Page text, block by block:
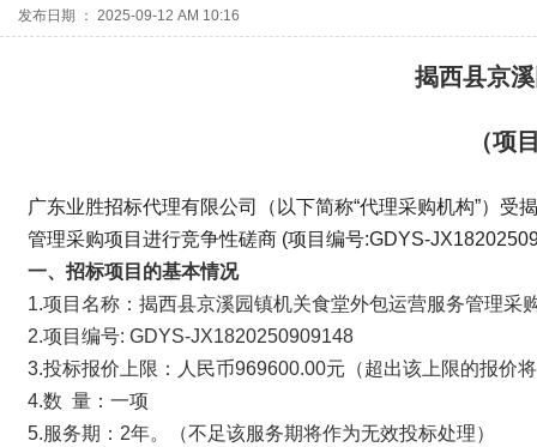
发布日期 ： 2025-09-12 AM 10:16
揭西县京
（项
广东业胜招标代理有限公司（以下简称“代理采购机构”）
管理采购项目进行竞争性磋商 (项目编号:GDYS-
一、招标项目的基本情况
1.项目名称：揭西县京溪园镇机关食堂外包运营服务管理采
2.项目编号: GDYS-JX1820250909148
3.投标报价上限：人民币969600.00元（超出该上限的报价
4.数 量：一项
5.服务期：2年。（不足该服务期将作为无效投标处理）